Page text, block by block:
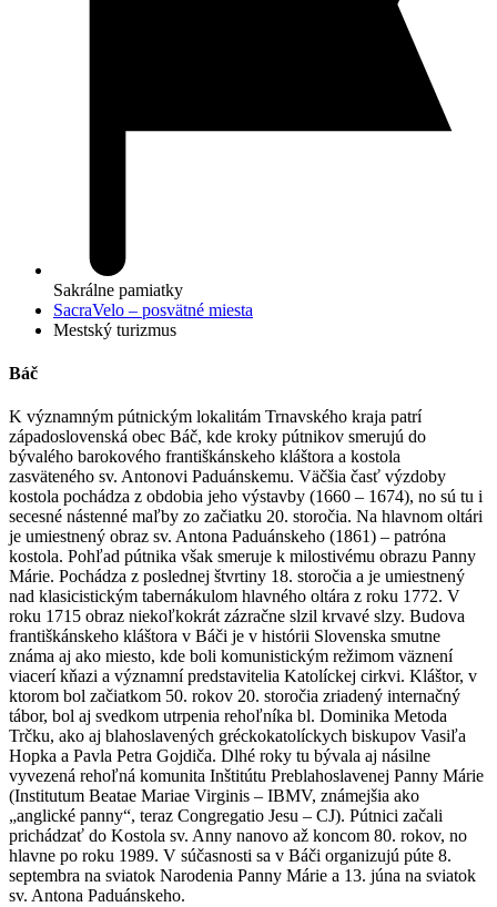
Sakrálne pamiatky
SacraVelo – posvätné miesta
Mestský turizmus
Báč
K významným pútnickým lokalitám Trnavského kraja patrí
západoslovenská obec Báč, kde kroky pútnikov smerujú do
bývalého barokového františkánskeho kláštora a kostola
zasväteného sv. Antonovi Paduánskemu. Väčšia časť výzdoby
kostola pochádza z obdobia jeho výstavby (1660 – 1674), no sú tu i
secesné nástenné maľby zo začiatku 20. storočia. Na hlavnom oltári
je umiestnený obraz sv. Antona Paduánskeho (1861) – patróna
kostola. Pohľad pútnika však smeruje k milostivému obrazu Panny
Márie. Pochádza z poslednej štvrtiny 18. storočia a je umiestnený
nad klasicistickým tabernákulom hlavného oltára z roku 1772. V
roku 1715 obraz niekoľkokrát zázračne slzil krvavé slzy. Budova
františkánskeho kláštora v Báči je v histórii Slovenska smutne
známa aj ako miesto, kde boli komunistickým režimom väznení
viacerí kňazi a významní predstavitelia Katolíckej cirkvi. Kláštor, v
ktorom bol začiatkom 50. rokov 20. storočia zriadený internačný
tábor, bol aj svedkom utrpenia rehoľníka bl. Dominika Metoda
Trčku, ako aj blahoslavených gréckokatolíckych biskupov Vasiľa
Hopka a Pavla Petra Gojdiča. Dlhé roky tu bývala aj násilne
vyvezená rehoľná komunita Inštitútu Preblahoslavenej Panny Márie
(Institutum Beatae Mariae Virginis – IBMV, známejšia ako
„anglické panny“, teraz Congregatio Jesu – CJ). Pútnici začali
prichádzať do Kostola sv. Anny nanovo až koncom 80. rokov, no
hlavne po roku 1989. V súčasnosti sa v Báči organizujú púte 8.
septembra na sviatok Narodenia Panny Márie a 13. júna na sviatok
sv. Antona Paduánskeho.